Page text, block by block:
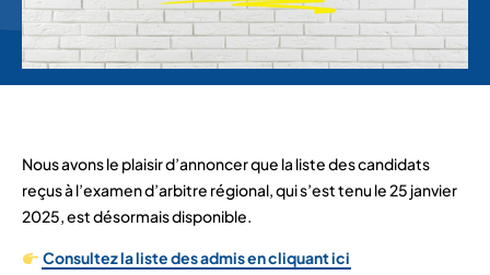
Nous avons le plaisir d’annoncer que la liste des candidats
reçus à l’examen d’arbitre régional, qui s’est tenu le 25 janvier
2025, est désormais disponible.
Consultez la liste des admis en cliquant ici